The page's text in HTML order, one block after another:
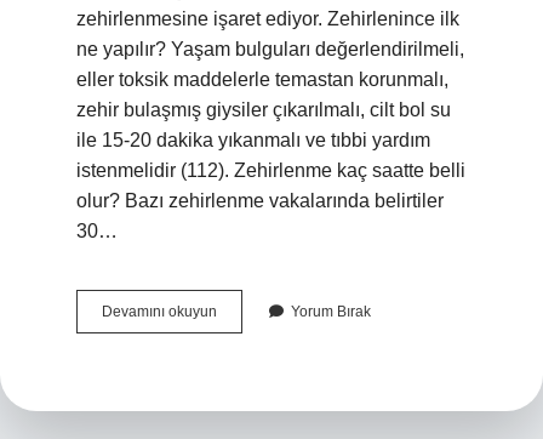
zehirlenmesine işaret ediyor. Zehirlenince ilk
ne yapılır? Yaşam bulguları değerlendirilmeli,
eller toksik maddelerle temastan korunmalı,
zehir bulaşmış giysiler çıkarılmalı, cilt bol su
ile 15-20 dakika yıkanmalı ve tıbbi yardım
istenmelidir (112). Zehirlenme kaç saatte belli
olur? Bazı zehirlenme vakalarında belirtiler
30…
Devamını okuyun Zehirlenince
Ne
Yorum Bırak